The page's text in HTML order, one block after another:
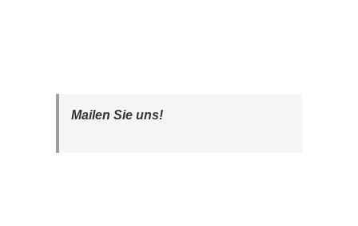
Mailen Sie uns!